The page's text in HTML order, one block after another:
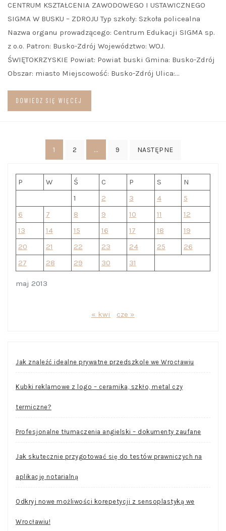
CENTRUM KSZTAŁCENIA ZAWODOWEGO I USTAWICZNEGO
SIGMA W BUSKU – ZDROJU Typ szkoły: Szkoła policealna
Nazwa organu prowadzącego: Centrum Edukacji SIGMA sp.
z o.o. Patron: Busko-Zdrój Województwo: WOJ.
ŚWIĘTOKRZYSKIE Powiat: Powiat buski Gmina: Busko-Zdrój
Obszar: miasto Miejscowość: Busko-Zdrój Ulica:…
DOWIEDZ SIĘ WIĘCEJ
Stronicowanie
1 2 … 9 NASTĘPNE
maj 2013
P W Ś C P S
N
1
2 3 4
5
6
7 8 9 10 11
12
13
14 15 16 17 18
19
20
21 22 23 24 25
26
27
28 29 30 31
« kwi cze »
Jak znaleźć idealne prywatne przedszkole we Wrocławiu
Kubki reklamowe z logo – ceramika, szkło, metal czy
termiczne?
Profesjonalne tłumaczenia angielski – dokumenty zaufane
Jak skutecznie przygotować się do testów prawniczych na
aplikację notarialną
Odkryj nowe możliwości korepetycji z sensoplastyką we
Wrocławiu!